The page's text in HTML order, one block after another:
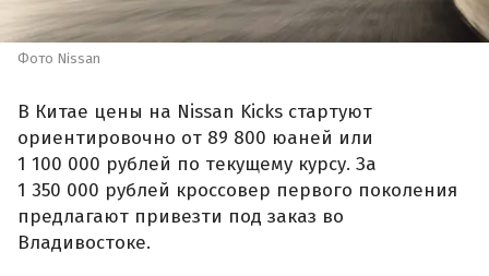
Фото Nissan
В Китае цены на Nissan Kicks стартуют
ориентировочно от 89 800 юаней или
1 100 000 рублей по текущему курсу. За
1 350 000 рублей кроссовер первого поколения
предлагают привезти под заказ во
Владивостоке.